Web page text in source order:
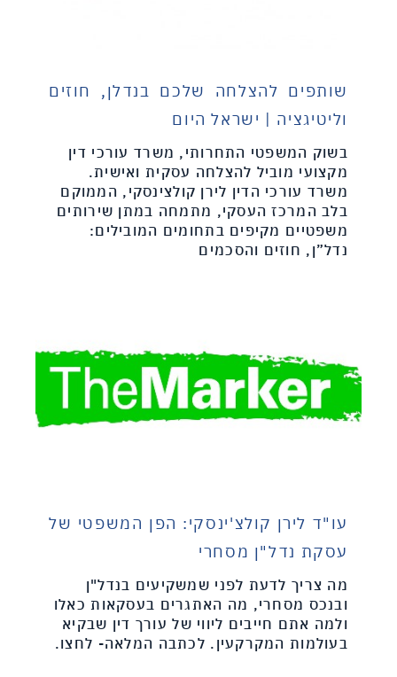
שותפים להצלחה שלכם בנדלן, חוזים
וליטיגציה | ישראל היום
בשוק המשפטי התחרותי, משרד עורכי דין
מקצועי מוביל להצלחה עסקית ואישית.
משרד עורכי הדין לירן קולצינסקי, הממוקם
בלב המרכז העסקי, מתמחה במתן שירותים
משפטיים מקיפים בתחומים המובילים:
נדל”ן, חוזים והסכמים
עו"ד לירן קולצ'ינסקי: הפן המשפטי של
עסקת נדל"ן מסחרי
מה צריך לדעת לפני שמשקיעים בנדל"ן
ובנכס מסחרי, מה האתגרים בעסקאות כאלו
ולמה אתם חייבים ליווי של עורך דין שבקיא
בעולמות המקרקעין. לכתבה המלאה- לחצו.